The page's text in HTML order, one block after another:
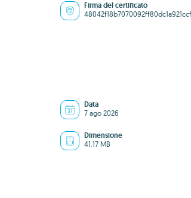
Firma del certificato
Data
7 ago 2026
Dimensione
41.17 MB